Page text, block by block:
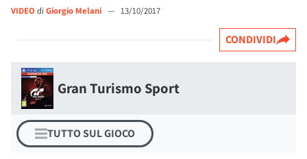
VIDEO di Giorgio Melani — 13/10/2017
CONDIVIDI
Gran Turismo Sport
TUTTO SUL GIOCO